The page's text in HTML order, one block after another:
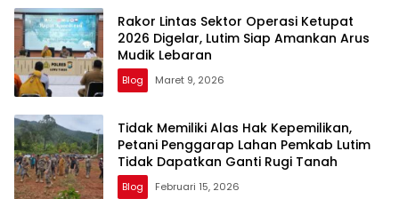
Rakor Lintas Sektor Operasi Ketupat
2026 Digelar, Lutim Siap Amankan Arus
Mudik Lebaran
Blog Maret 9, 2026
Tidak Memiliki Alas Hak Kepemilikan,
Petani Penggarap Lahan Pemkab Lutim
Tidak Dapatkan Ganti Rugi Tanah
Blog Februari 15, 2026